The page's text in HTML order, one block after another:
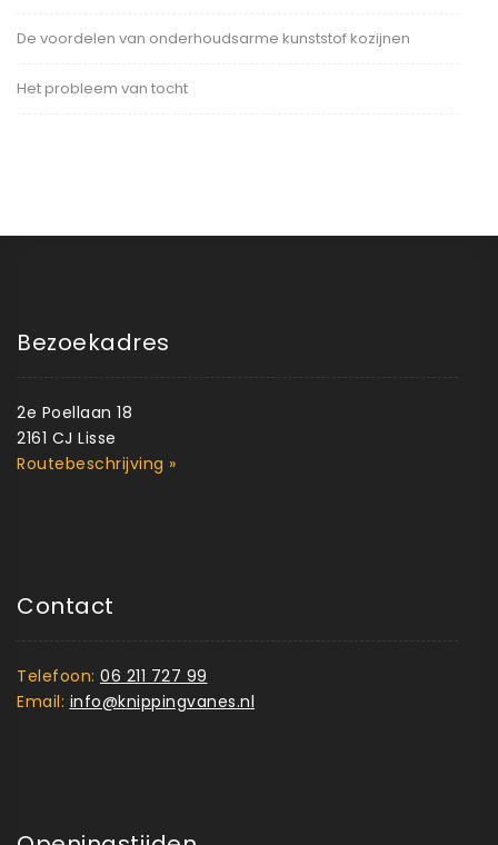
De voordelen van onderhoudsarme kunststof kozijnen
Het probleem van tocht
Bezoekadres
2e Poellaan 18
2161 CJ Lisse
Routebeschrijving »
Contact
Telefoon: 06 211 727 99
Email: info@knippingvanes.nl